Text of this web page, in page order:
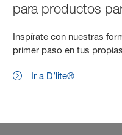
para productos
Inspírate con nuestras
primer paso en tus
Ir a D’lite®